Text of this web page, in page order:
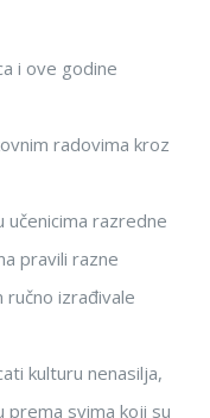
i ove godine
radovima kroz
razredne
pravili razne
izrađivale
kulturu nenasilja,
prema svima koji su